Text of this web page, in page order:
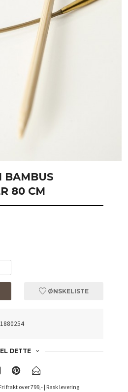
BAMBUS
80 CM
ØNSKELISTE
DETTE
frakt over 799,- | Rask levering